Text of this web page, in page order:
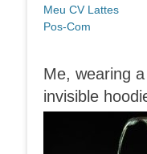
Meu CV Lattes
Pos-Com
Me, wearing
invisible